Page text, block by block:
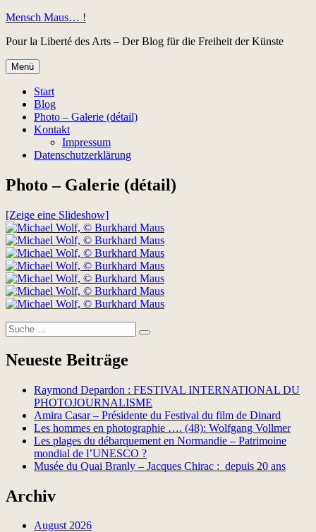
Zum
springen
Mensch Maus… !
Pour la Liberté des Arts – Der Blog für die Freiheit der Künste
Menü
Start
Blog
Photo – Galerie (détail)
Kontakt
Impressum
Datenschutzerklärung
Photo – Galerie (détail)
[Zeige eine Slideshow]
Suche
nach:
Suchen
Neueste Beiträge
Raymond Depardon : FESTIVAL INTERNATIONAL DU
PHOTOJOURNALISME
Amira Casar – Présidente du Festival du film de Dinard
Les hommes en photographie …. (48): Wolfgang Vollmer
Les plages du débarquement en Normandie – Patrimoine
mondial de l’UNESCO ?
Musée du Quai Branly – Jacques Chirac : depuis 20 ans
Archiv
August 2026